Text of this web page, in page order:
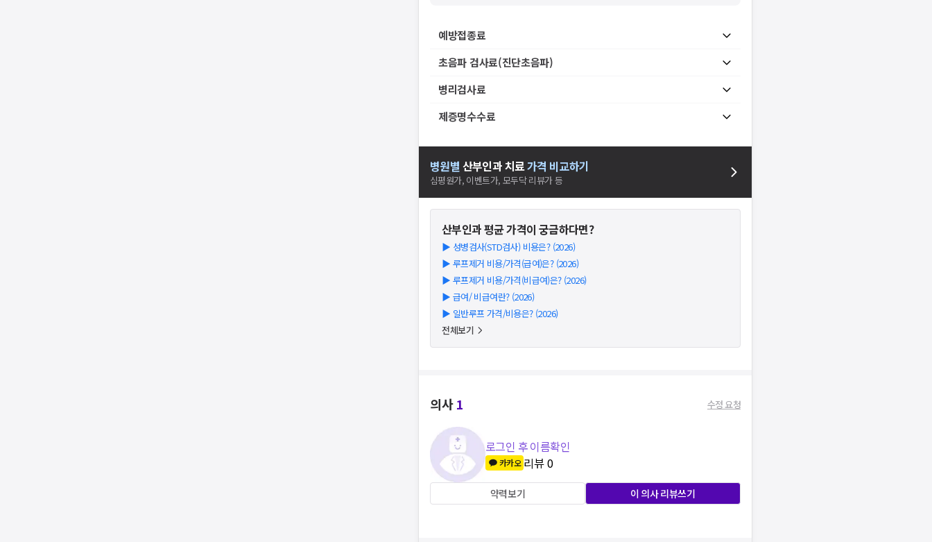
예방접종료
초음파 검사료(진단초음파)
병리검사료
제증명수수료
병원별 산부인과치료가격 비교하기
심평원가, 이벤트가, 모두닥 리뷰가 등
산부인과평균 가격이 궁금하다면?
▶ 성병검사(STD검사) 비용은? (2026)
▶ 루프제거 비용/가격(급여)은? (2026)
▶ 루프제거 비용/가격(비급여)은? (2026)
▶ 급여/ 비급여란? (2026)
▶ 일반루프 가격/비용은? (2026)
전체보기
의사1 수정 요청
로그인 후 이름확인
카카오 리뷰0
약력보기 이 의사 리뷰쓰기